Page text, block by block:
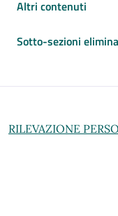
Altri contenuti
Sotto-sezioni
RILEVAZIONE